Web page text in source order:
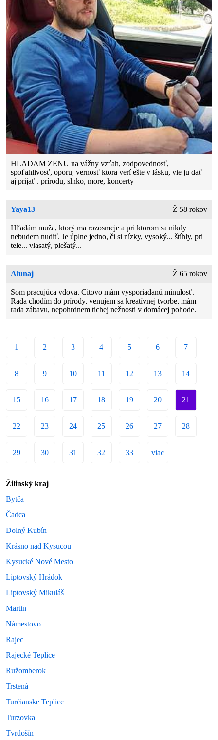
HLADAM ZENU na vážny vzťah, zodpovednosť,
spoľahlivosť, oporu, vernosť ktora verí ešte v lásku, vie ju dať
aj prijať . prírodu, slnko, more, koncerty
Yaya13 Ž 58 rokov
Hľadám muža, ktorý ma rozosmeje a pri ktorom sa nikdy
nebudem nudiť. Je úplne jedno, či si nízky, vysoký... štíhly, pri
tele... vlasatý, plešatý...
Alunaj Ž 65 rokov
Som pracujúca vdova. Citovo mám vysporiadanú minulosť.
Rada chodím do prírody, venujem sa kreatívnej tvorbe, mám
rada zábavu, nepohrdnem tichej nežnosti v domácej pohode.
1 2 3 4 5 6 7
8 9 10 11 12 13 14
15 16 17 18 19 20 21
22 23 24 25 26 27 28
29 30 31 32 33 viac
Žilinský kraj
Bytča
Čadca
Dolný Kubín
Krásno nad Kysucou
Kysucké Nové Mesto
Liptovský Hrádok
Liptovský Mikuláš
Martin
Námestovo
Rajec
Rajecké Teplice
Ružomberok
Trstená
Turčianske Teplice
Turzovka
Tvrdošín